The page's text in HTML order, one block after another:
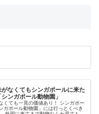
なくてもシンガポールに来た
ンガポール動物園」
一見の価値あり！ シンガポー
ガポール動物園」には行っとくべき